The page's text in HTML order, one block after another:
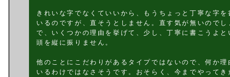
きれいな字でなくていいから、もうちょっと丁寧な字
いるのですが、直そうとしません。直す気が無いので
で、いくつかの理由を挙げて、少し、丁寧に書こうよ
頭を縦に振りません。
他のことにこだわりがあるタイプではないので、何か
いるわけではなさそうです。おそらく、今までやって